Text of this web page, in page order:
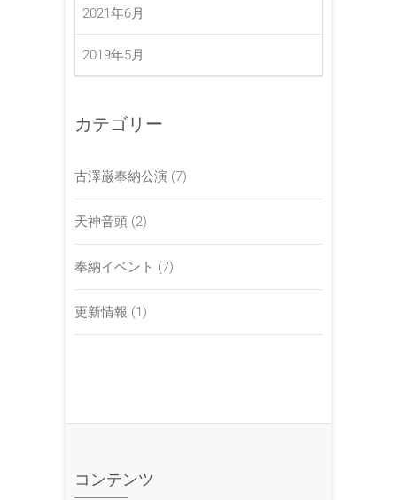
2021年6月
2019年5月
カテゴリー
古澤巌奉納公演 (7)
天神音頭 (2)
奉納イベント (7)
更新情報 (1)
コンテンツ